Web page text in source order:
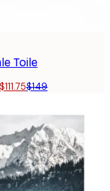
Toile
$149